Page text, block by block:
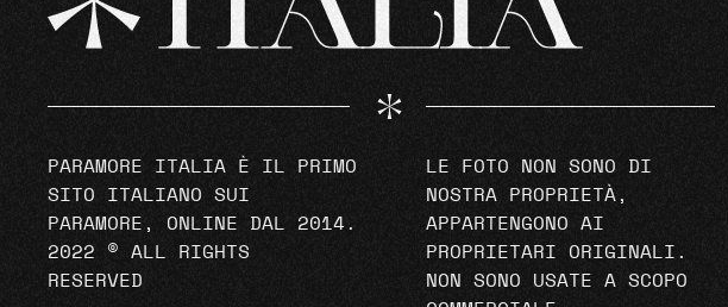
PARAMORE ITALIA È IL PRIMO
SITO ITALIANO SUI
PARAMORE, ONLINE DAL 2014.
2022 © ALL RIGHTS
RESERVED
LE FOTO NON SONO DI
NOSTRA PROPRIETÀ,
APPARTENGONO AI
PROPRIETARI ORIGINALI.
NON SONO USATE A SCOPO